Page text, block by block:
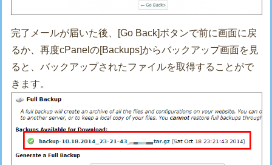
完了メールが届いた後、[Go Back]ボタンで前に画面に戻
るか、再度cPanelの[Backups]からバックアップ画面を見
ると、バックアップされたファイルを取得することがで
きます。